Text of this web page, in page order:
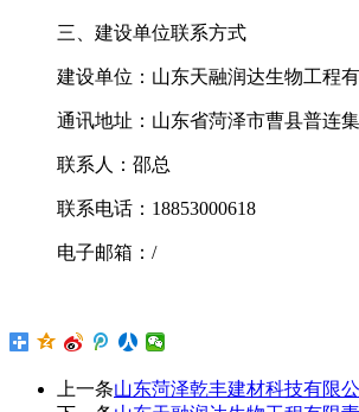
三、建设单位联系方式
建设单位： 山东天融润达生物工程
通讯地址： 山东省菏泽市曹县普连
联系人： 邵总
联系电话 ： 18853000618
电子邮箱： /
上一条山东菏泽乾丰建材科技有限